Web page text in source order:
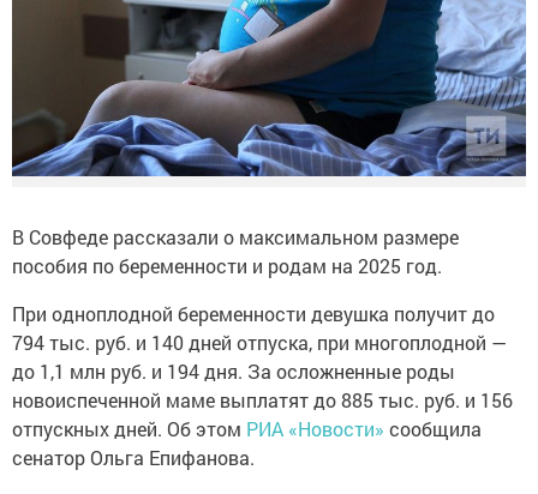
В Совфеде рассказали о максимальном размере
пособия по беременности и родам на 2025 год.
При одноплодной беременности девушка получит до
794 тыс. руб. и 140 дней отпуска, при многоплодной —
до 1,1 млн руб. и 194 дня. За осложненные роды
новоиспеченной маме выплатят до 885 тыс. руб. и 156
отпускных дней. Об этом РИА «Новости» сообщила
сенатор Ольга Епифанова.